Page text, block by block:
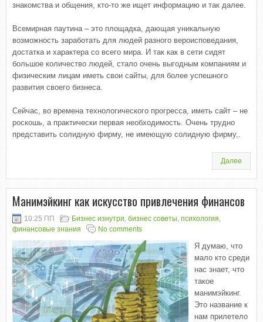
знакомства и общения, кто-то же ищет информацию и так далее.
Всемирная паутина – это площадка, дающая уникальную
возможность заработать для людей разного вероисповедания,
достатка и характера со всего мира. И так как в сети сидят
большое количество людей, стало очень выгодным компаниям и
физическим лицам иметь свои сайты, для более успешного
развития своего бизнеса.
Сейчас, во времена технологического прогресса, иметь сайт – не
роскошь, а практически первая необходимость. Очень трудно
представить солидную фирму, не имеющую солидную фирму,.
Далее
Манимэйкинг как искусство привлечения финансов
10:25 ПП Бизнес изнутри, бизнес советы, психология,
финансовые знания
No comments
Я думаю, что
мало кто среди
нас знает, что
такое
манимэйкинг.
Это название к
нам прилетело